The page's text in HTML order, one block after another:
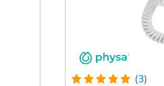
(3)